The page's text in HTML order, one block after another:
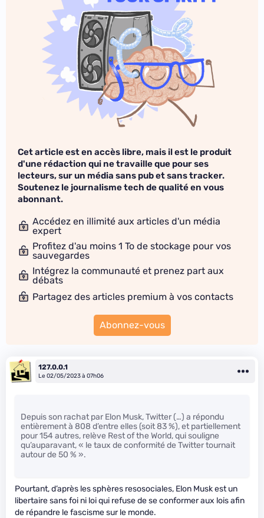
Cet article est en accès libre, mais il est le produit
d'une rédaction qui ne travaille que pour ses
lecteurs, sur un média sans pub et sans tracker.
Soutenez le journalisme tech de qualité en vous
abonnant.
Accédez en illimité aux articles d'un média
expert
Profitez d'au moins 1 To de stockage pour vos
sauvegardes
Intégrez la communauté et prenez part aux
débats
Partagez des articles premium à vos contacts
Abonnez-vous
127.0.0.1
Le 02/05/2023 à 07h06
Depuis son rachat par Elon Musk, Twitter (…) a répondu
entièrement à 808 d’entre elles (soit 83 %), et partiellement
pour 154 autres, relève Rest of the World, qui souligne
qu’auparavant, « le taux de conformité de Twitter tournait
autour de 50 % ».
Pourtant, d’après les sphères resosociales, Elon Musk est un
libertaire sans foi ni loi qui refuse de se conformer aux lois afin
de répandre le fascisme sur le monde.